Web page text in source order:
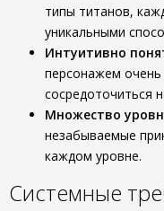
типы титанов,
уникальными
Интуитивно
персонажем
сосредоточиться
Множество
незабываемые
каждом уровне.
Системные